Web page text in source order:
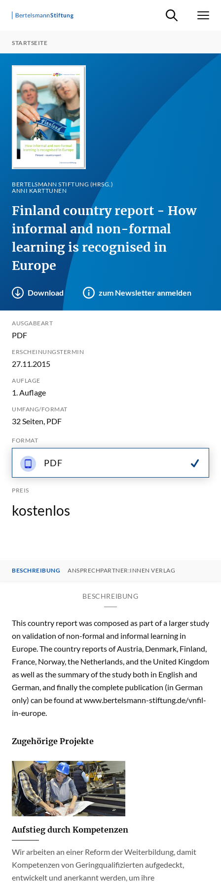
Suche ein-/
STARTSEITE
BERTELSMANN STIFTUNG (HRSG.)
ANNI KARTTUNEN
Finland country report - How
informal and non-formal
learning is recognised in
Europe
Download zum Newsletter anmelden
AUSGABEART
PDF
ERSCHEINUNGSTERMIN
27.11.2015
AUFLAGE
1. Auflage
UMFANG/FORMAT
32 Seiten, PDF
FORMAT
PDF
PREIS
kostenlos
BESCHREIBUNG ANSPRECHPARTNER:INNEN VERLAG
BESCHREIBUNG
This country report was composed as part of a larger study
on validation of non-formal and informal learning in
Europe. The country reports of Austria, Denmark, Finland,
France, Norway, the Netherlands, and the United Kingdom
as well as the summary of the study both in English and
German, and finally the complete publication (in German
only) can be found at www.bertelsmann-stiftung.de/vnfil-
in-europe.
Zugehörige Projekte
Aufstieg durch Kompetenzen
Wir arbeiten an einer Reform der Weiterbildung, damit
Kompetenzen von Geringqualifizierten aufgedeckt,
entwickelt und anerkannt werden, um ihre